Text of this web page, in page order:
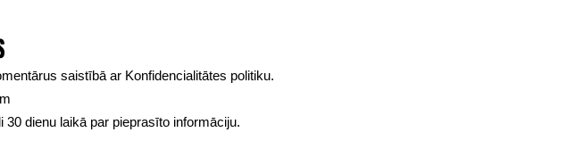
saistībā ar Konfidencialitātes politiku.
dienu laikā par pieprasīto informāciju.